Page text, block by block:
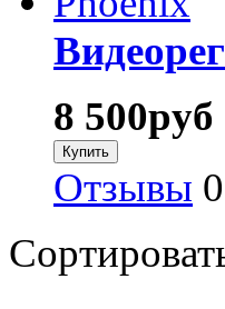
8 500руб
Отзывы 0